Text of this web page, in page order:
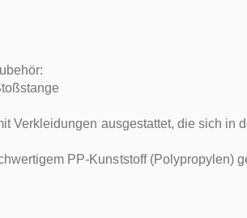
Verkleidungen ausgestattet, die sich in
PP-Kunststoff (Polypropylen)